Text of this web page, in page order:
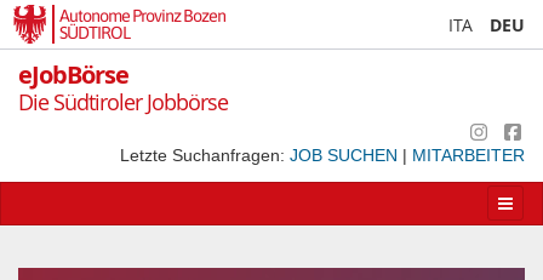
Autonome Provinz Bozen
SÜDTIROL
ITA DEU
eJobBörse
Die Südtiroler Jobbörse
Letzte Suchanfragen: JOB SUCHEN | MITARBEITER
Apri/
la